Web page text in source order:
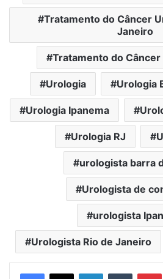
Tratamento do Câncer
Janeiro
Tratamento do Câncer
Urologia Urologia
Urologia Ipanema
Urologia RJ
urologista barra
Urologista de
urologista
Urologista Rio de Janeiro
LinkedinTumblr